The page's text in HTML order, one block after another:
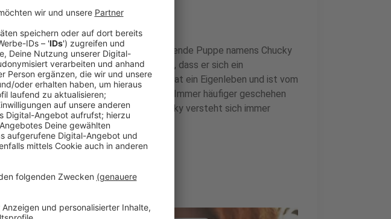
eine auf den ersten Blick harmlos wirkende Puppe namens Chucky
dem Kauf der Puppe stellt Jake fest, dass er sich ein
Kinderzimmer geholt hat. Die Puppe hat ein Eigenleben und ist vom
Lee Ray (Brad Dourif) besessen.Immer häufiger geschehen
mysteriöse und blutige Dinge und Chucky versteht sich immer
Zwecke einzuspannen…